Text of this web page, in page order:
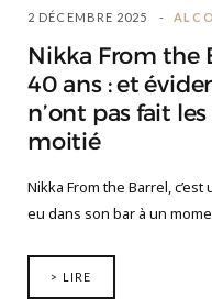
2 DÉCEMBRE 2025
Nikka From the
40 ans : et
n’ont pas fait
moitié
Nikka From the Barrel,
eu dans son bar à un
> LIRE